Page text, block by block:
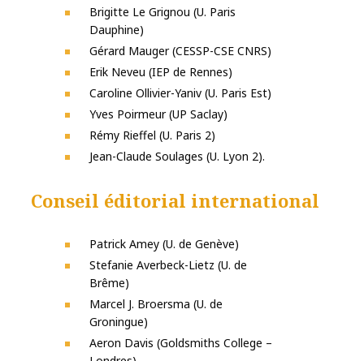
Brigitte Le Grignou (U. Paris
Dauphine)
Gérard Mauger (CESSP-CSE CNRS)
Erik Neveu (IEP de Rennes)
Caroline Ollivier-Yaniv (U. Paris Est)
Yves Poirmeur (UP Saclay)
Rémy Rieffel (U. Paris 2)
Jean-Claude Soulages (U. Lyon 2).
Conseil éditorial international
Patrick Amey (U. de Genève)
Stefanie Averbeck-Lietz (U. de
Brême)
Marcel J. Broersma (U. de
Groningue)
Aeron Davis (Goldsmiths College –